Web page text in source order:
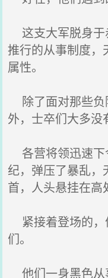
这支大军脱身于
推行的从事制度，
属性。
除了面对那些负
外，士卒们大多没
各营将领迅速下
纪，弹压了暴乱，
首，人头悬挂在高
紧接着登场的，
们。
他们一身黑色从